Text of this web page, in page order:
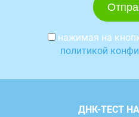
нажимая на
политикой
ДНК-ТЕСТ